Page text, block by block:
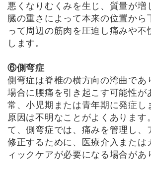
悪くなりむくみを生じ、質量が増
臓の重さによって本来の位置から
って周辺の筋肉を圧迫し痛みや不
します。
⑥側弯症
側弯症は脊椎の横方向の湾曲であ
場合に腰痛を引き起こす可能性が
常、小児期または青年期に発症し
原因は不明なことがよくあります
て、側弯症では、痛みを管理し、
修正するために、医療介入または
ィックケアが必要になる場合があ